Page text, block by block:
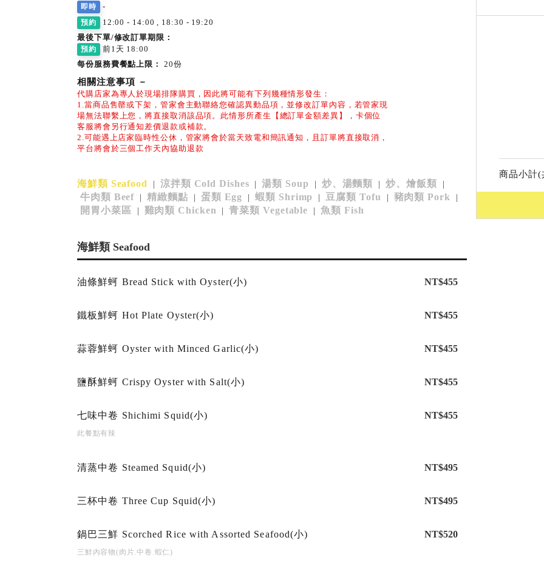
即時 -
預約
12:00 - 14:00 , 18:30 - 19:20
最後下單/修改訂單期限：
預約
前1天 18:00
每份服務費餐點上限： 20份
相關注意事項 －
代購店家為專人於現場排隊購買，因此將可能有下列幾種情形發生：
1.當商品售罄或下架，管家會主動聯絡您確認異動品項，並修改訂單內容，若管家現
場無法聯繫上您，將直接取消該品項。此情形所產生【總訂單金額差異】，卡個位
客服將會另行通知差價退款或補款。
2.可能遇上店家臨時性公休，管家將會於當天致電和簡訊通知，且訂單將直接取消，
平台將會於三個工作天內協助退款
海鮮類 Seafood | 涼拌類 Cold Dishes | 湯類 Soup | 炒、湯麵類 | 炒、燴飯類 |
牛肉類 Beef | 精緻麵點 | 蛋類 Egg | 蝦類 Shrimp | 豆腐類 Tofu | 豬肉類 Pork |
開胃小菜區 | 雞肉類 Chicken | 青菜類 Vegetable | 魚類 Fish
海鮮類 Seafood
油條鮮蚵 Bread Stick with Oyster(小) NT$455
鐵板鮮蚵 Hot Plate Oyster(小) NT$455
蒜蓉鮮蚵 Oyster with Minced Garlic(小) NT$455
鹽酥鮮蚵 Crispy Oyster with Salt(小) NT$455
七味中卷 Shichimi Squid(小) NT$455
此餐點有辣
清蒸中卷 Steamed Squid(小) NT$495
三杯中卷 Three Cup Squid(小) NT$495
鍋巴三鮮 Scorched Rice with Assorted Seafood(小) NT$520
三鮮內容物(肉片.中卷.蝦仁)
商品小計(